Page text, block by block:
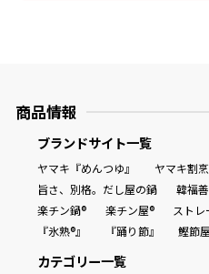
商品情報
ブランドサイト一覧
ヤマキ『めんつゆ』
ヤマキ割
旨さ、別格。だし屋の鍋
韓福
楽チン鍋®
楽チン屋® ストレ
『氷熟®』
『踊り節』 鰹節
カテゴリー一覧